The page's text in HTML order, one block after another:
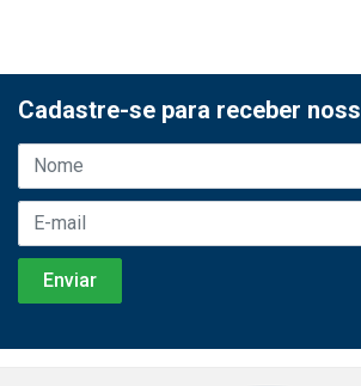
Cadastre-se para receber